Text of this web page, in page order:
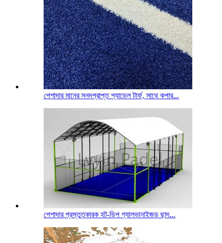
পেশাদার মানের সনদপ্রাপ্ত প্যাডেল টার্ফ, সাথে কপার...
পেশাদার প্রস্তুতকারক হট-ডিপ গ্যালভানাইজড ছাদ...